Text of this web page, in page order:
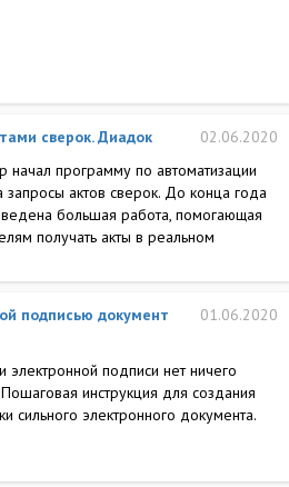
02.06.2020
сверок. Диадок
начал программу по автоматизации
запросы актов сверок. До конца года
большая работа, помогающая
получать акты в реальном
01.06.2020
подписью документ
электронной подписи нет ничего
инструкция для создания
сильного электронного документа.